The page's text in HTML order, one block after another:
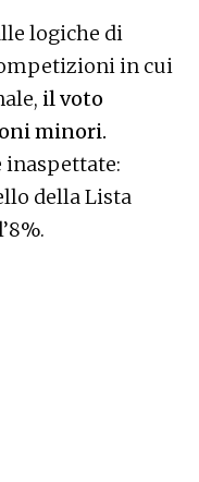
logiche di
in cui
il voto
minori.
inaspettate:
della Lista